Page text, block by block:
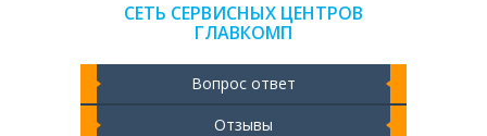
СЕТЬ СЕРВИСНЫХ ЦЕНТРОВ
ГЛАВКОМП
Вопрос ответ
Отзывы